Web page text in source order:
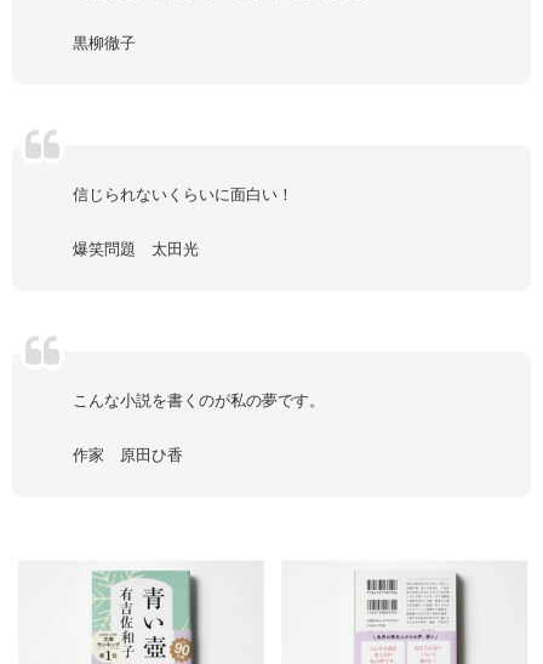
黒柳徹子
信じられないくらいに面白い！
爆笑問題 太田光
こんな小説を書くのが私の夢です。
作家 原田ひ香